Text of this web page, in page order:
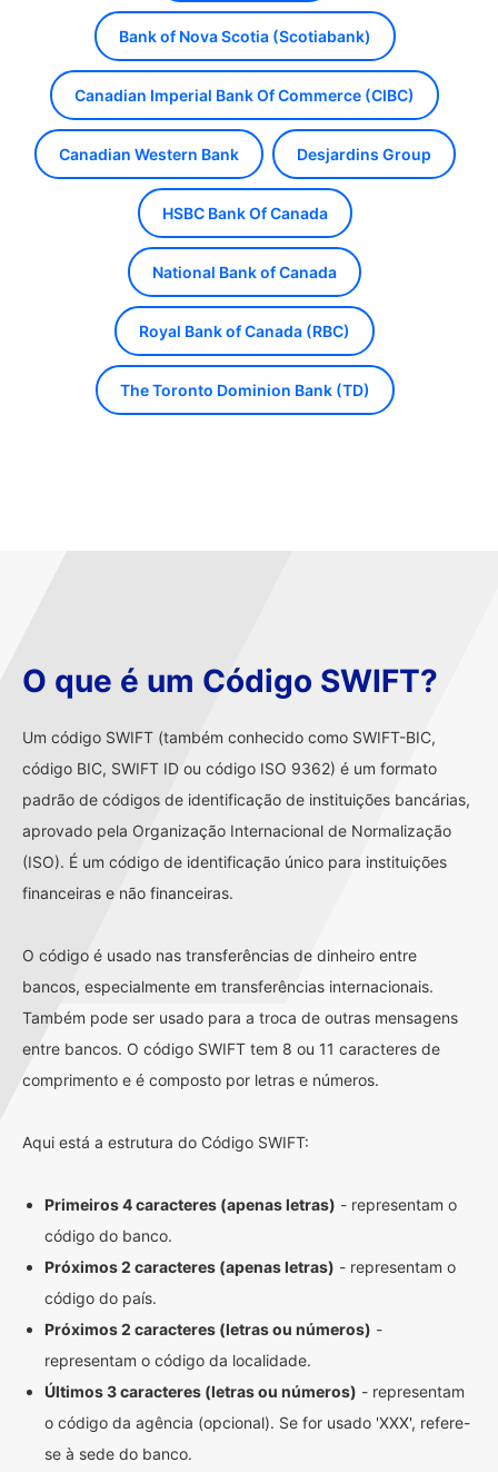
Bank of Nova Scotia (Scotiabank)
Canadian Imperial Bank Of Commerce (CIBC)
Canadian Western Bank Desjardins Group
HSBC Bank Of Canada
National Bank of Canada
Royal Bank of Canada (RBC)
The Toronto Dominion Bank (TD)
O que é um Código SWIFT?
Um código SWIFT (também conhecido como SWIFT-BIC,
código BIC, SWIFT ID ou código ISO 9362) é um formato
padrão de códigos de identificação de instituições bancárias,
aprovado pela Organização Internacional de Normalização
(ISO). É um código de identificação único para instituições
financeiras e não financeiras.
O código é usado nas transferências de dinheiro entre
bancos, especialmente em transferências internacionais.
Também pode ser usado para a troca de outras mensagens
entre bancos. O código SWIFT tem 8 ou 11 caracteres de
comprimento e é composto por letras e números.
Aqui está a estrutura do Código SWIFT:
Primeiros 4 caracteres (apenas letras) - representam o
código do banco.
Próximos 2 caracteres (apenas letras) - representam o
código do país.
Próximos 2 caracteres (letras ou números) -
representam o código da localidade.
Últimos 3 caracteres (letras ou números) - representam
o código da agência (opcional). Se for usado 'XXX', refere-
se à sede do banco.